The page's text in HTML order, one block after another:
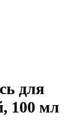
для
100 мл